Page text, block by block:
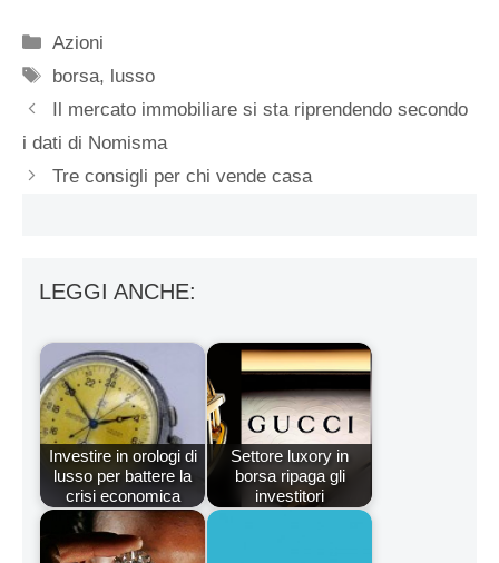
Categorie
Azioni
Tag
borsa, lusso
Il mercato immobiliare si sta riprendendo secondo
i dati di Nomisma
Tre consigli per chi vende casa
LEGGI ANCHE:
Investire in orologi di
lusso per battere la
crisi economica
Settore luxory in
borsa ripaga gli
investitori